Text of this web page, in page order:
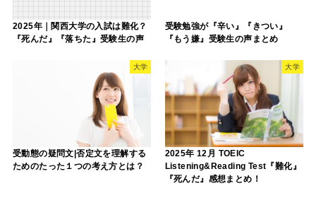
2025年｜関西大学の入試は難化？
『死んだ』『落ちた』受験生の声
受験勉強が『辛い』『きつい』
『もう嫌』受験生の声まとめ
大学
受動態の疑問文|否定文を理解する
ためのたった１つの考え方とは？
大学
2025年 12月 TOEIC
Listening&Reading Test『難化』
『死んだ』感想まとめ！